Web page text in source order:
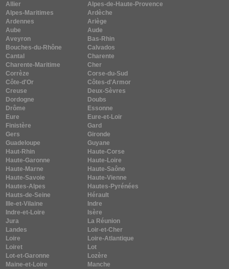
Allier
Alpes-de-Haute-Provence
Alpes-Maritimes
Ardèche
Ardennes
Ariège
Aube
Aude
Aveyron
Bas-Rhin
Bouches-du-Rhône
Calvados
Cantal
Charente
Charente-Maritime
Cher
Corrèze
Corse-du-Sud
Côte-d'Or
Côtes-d'Armor
Creuse
Deux-Sèvres
Dordogne
Doubs
Drôme
Essonne
Eure
Eure-et-Loir
Finistère
Gard
Gers
Gironde
Guadeloupe
Guyane
Haut-Rhin
Haute-Corse
Haute-Garonne
Haute-Loire
Haute-Marne
Haute-Saône
Haute-Savoie
Haute-Vienne
Hautes-Alpes
Hautes-Pyrénées
Hauts-de-Seine
Hérault
Ille-et-Vilaine
Indre
Indre-et-Loire
Isère
Jura
La Réunion
Landes
Loir-et-Cher
Loire
Loire-Atlantique
Loiret
Lot
Lot-et-Garonne
Lozère
Maine-et-Loire
Manche